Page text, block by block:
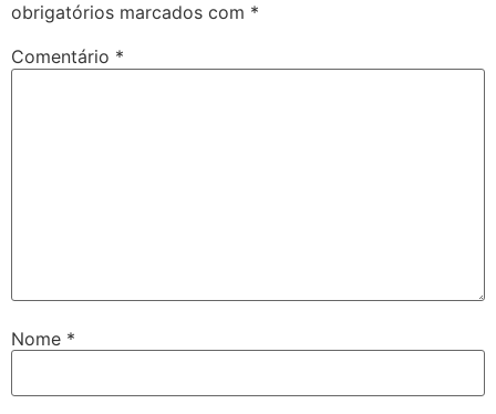
obrigatórios marcados com *
Comentário *
Nome *